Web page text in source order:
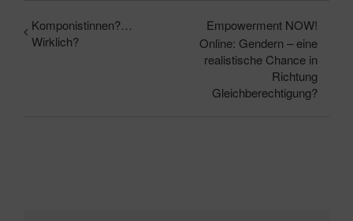
Komponistinnen?…
Wirklich?
Empowerment NOW!
Online: Gendern – eine
realistische Chance in
Richtung
Gleichberechtigung?